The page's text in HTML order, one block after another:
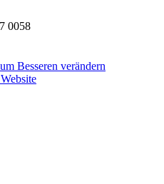
0058
Besseren verändern